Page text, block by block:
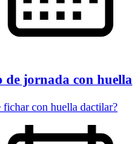
de jornada con huella
fichar con huella dactilar?